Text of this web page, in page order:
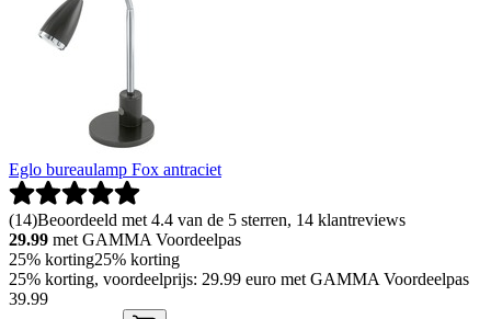
Eglo bureaulamp Fox antraciet
(14)Beoordeeld met 4.4 van de 5 sterren, 14 klantreviews
29.99 met GAMMA Voordeelpas
25% korting25% korting
25% korting, voordeelprijs: 29.99 euro met GAMMA Voordeelpas
39.99